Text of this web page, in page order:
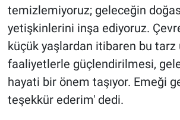
temizlemiyoruz; geleceğin
yetişkinlerini inşa ediyoruz.
küçük yaşlardan itibaren bu tarz
faaliyetlerle güçlendirilmesi,
hayati bir önem taşıyor. Emeği
teşekkür ederim' dedi.